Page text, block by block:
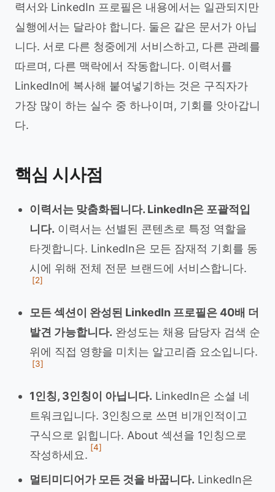
력서와 LinkedIn 프로필은 내용에서는 일관되지만
실행에서는 달라야 합니다. 둘은 같은 문서가 아닙
니다. 서로 다른 청중에게 서비스하고, 다른 관례를
따르며, 다른 맥락에서 작동합니다. 이력서를
LinkedIn에 복사해 붙여넣기하는 것은 구직자가
가장 많이 하는 실수 중 하나이며, 기회를 앗아갑니
다.
핵심 시사점
이력서는 맞춤화됩니다. LinkedIn은 포괄적입
니다. 이력서는 선별된 콘텐츠로 특정 역할을
타겟합니다. LinkedIn은 모든 잠재적 기회를 동
시에 위해 전체 전문 브랜드에 서비스합니다.
[2]
모든 섹션이 완성된 LinkedIn 프로필은 40배 더
발견 가능합니다. 완성도는 채용 담당자 검색 순
위에 직접 영향을 미치는 알고리즘 요소입니다.
[3]
1인칭, 3인칭이 아닙니다. LinkedIn은 소셜 네
트워크입니다. 3인칭으로 쓰면 비개인적이고
구식으로 읽힙니다. About 섹션을 1인칭으로
작성하세요.
[4]
멀티미디어가 모든 것을 바꿉니다. LinkedIn은